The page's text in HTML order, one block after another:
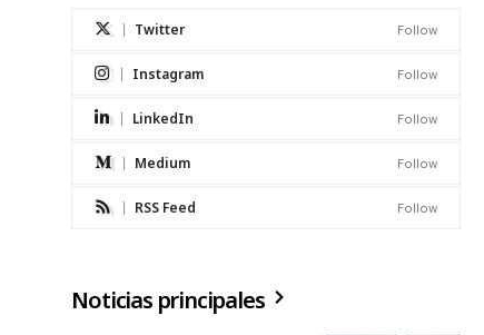
Twitter Follow
Instagram Follow
LinkedIn Follow
Medium Follow
RSS Feed Follow
Noticias principales